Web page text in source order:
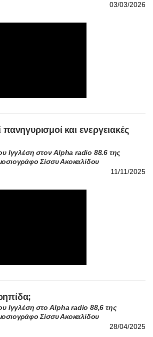
03/03/2026
πανηγυρισμοί και ενεργειακές
Ιγγλέση στον Alpha radio 88.6 της
Σίσσυ Ακοκαλίδου
11/11/2025
Ιγγλέση στο Alpha radio 88,6 της
Σίσσυ Ακοκαλίδου
28/04/2025